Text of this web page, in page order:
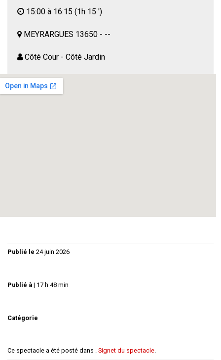
15:00 à 16:15 (1h 15 ')
MEYRARGUES 13650 - --
Côté Cour - Côté Jardin
--
Publié le 24 juin 2026
Publié à | 17 h 48 min
Catégorie
Ce spectacle a été posté dans . Signet du spectacle.